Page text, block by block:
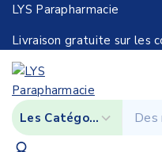
LYS Parapharmacie
Livraison gratuite sur les